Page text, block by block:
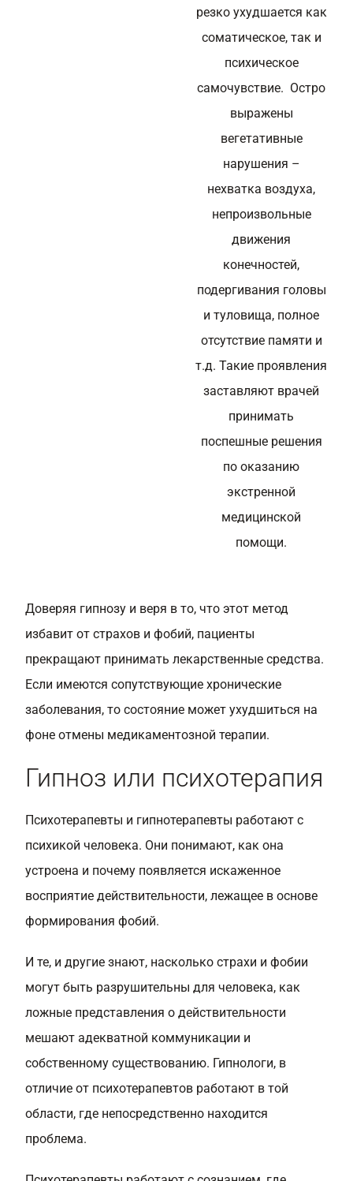
резко ухудшается как
соматическое, так и
психическое
самочувствие. Остро
выражены
вегетативные
нарушения –
нехватка воздуха,
непроизвольные
движения
конечностей,
подергивания головы
и туловища, полное
отсутствие памяти и
т.д. Такие проявления
заставляют врачей
принимать
поспешные решения
по оказанию
экстренной
медицинской
помощи.
Доверяя гипнозу и веря в то, что этот метод
избавит от страхов и фобий, пациенты
прекращают принимать лекарственные средства.
Если имеются сопутствующие хронические
заболевания, то состояние может ухудшиться на
фоне отмены медикаментозной терапии.
Гипноз или психотерапия
Психотерапевты и гипнотерапевты работают с
психикой человека. Они понимают, как она
устроена и почему появляется искаженное
восприятие действительности, лежащее в основе
формирования фобий.
И те, и другие знают, насколько страхи и фобии
могут быть разрушительны для человека, как
ложные представления о действительности
мешают адекватной коммуникации и
собственному существованию. Гипнологи, в
отличие от психотерапевтов работают в той
области, где непосредственно находится
проблема.